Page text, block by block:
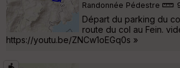
Randonnée Pédestre
Départ du parking du
route du col au Fein.
https://youtu.be/ZNCw1oEGq0s »